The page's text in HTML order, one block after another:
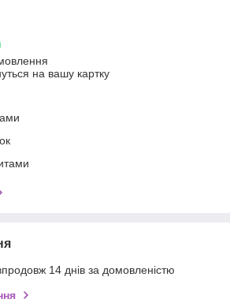
на вашу картку
14 днів за домовленістю